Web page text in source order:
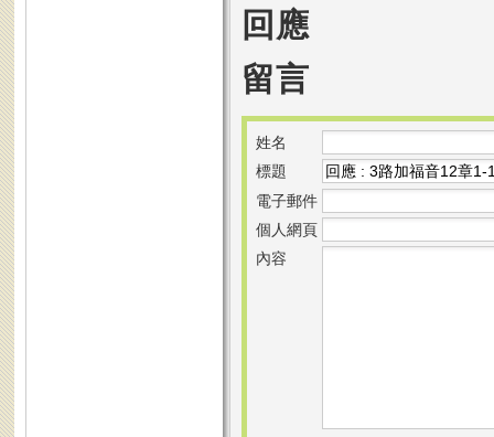
回應
留言
姓名
標題
電子郵件
個人網頁
內容